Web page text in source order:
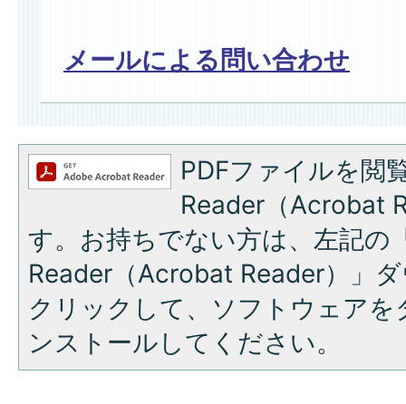
メールによる問い合わせ
PDFファイルを閲
Reader（Acrobat
す。お持ちでない方は、左記の
Reader（Acrobat Reader）」
クリックして、ソフトウェア
ンストールしてください。